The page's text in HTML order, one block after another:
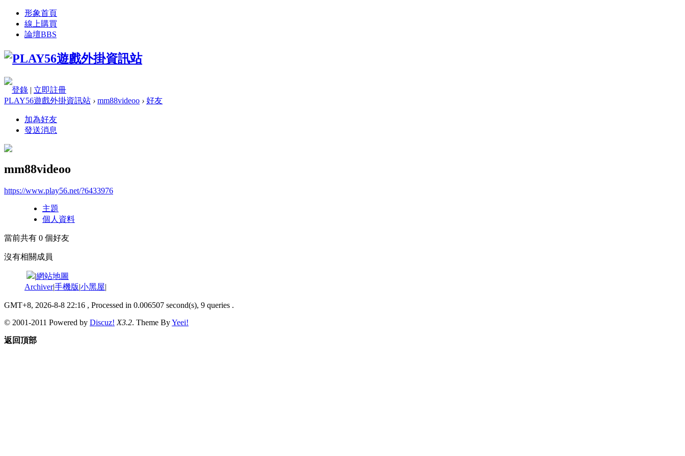
形象首頁
線上購買
論壇BBS
登錄 | 立即註冊
PLAY56遊戲外掛資訊站 › mm88videoo › 好友
加為好友
發送消息
mm88videoo
https://www.play56.net/?6433976
主題
個人資料
當前共有 0 個好友
沒有相關成員
|網站地圖
Archiver|手機版|小黑屋|
GMT+8, 2026-8-8 22:16 , Processed in 0.006507 second(s), 9 queries .
© 2001-2011 Powered by Discuz! X3.2. Theme ByYeei!
返回頂部